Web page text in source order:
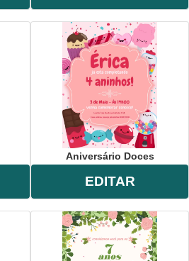
Aniversário Doces
EDITAR